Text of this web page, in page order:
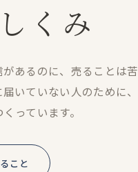
くみ
あるのに、売ることは苦
いていない人のために、
っています。
こと